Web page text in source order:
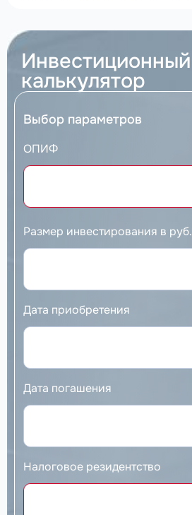
Инвестиционный
калькулятор
Выбор параметров
ОПИФ
Размер инвестирования в руб.
Дата приобретения
Дата погашения
Налоговое резидентство